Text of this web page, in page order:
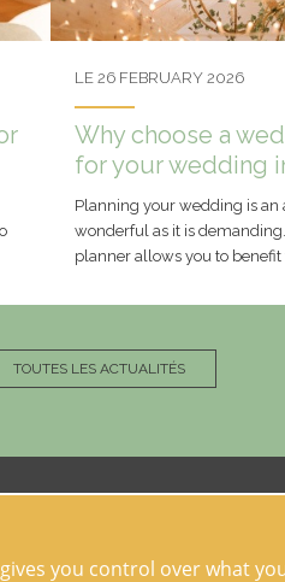
LE 26 FEBRUARY 2026
Why choose a
for your wedding
Planning your wedding is an
wonderful as it is
planner allows you to benefit
TOUTES LES ACTUALITÉS
you control over what